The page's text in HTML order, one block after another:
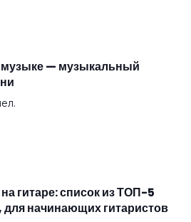
музыке — музыкальный
гитаре: список из ТОП-5
для начинающих гитаристов